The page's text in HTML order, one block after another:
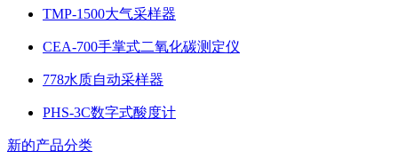
TMP-1500大气采样器
CEA-700手掌式二氧化碳测定仪
778水质自动采样器
PHS-3C数字式酸度计
新的产品分类